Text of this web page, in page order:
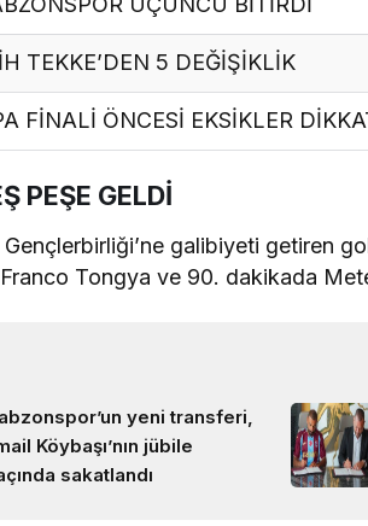
TEKKE’DEN 5 DEĞİŞİKLİK
FİNALİ ÖNCESİ EKSİKLER
PEŞE GELDİ
Gençlerbirliği’ne galibiyeti getiren
Tongya ve 90. dakikada
yeni transferi,
Köybaşı’nın jübile
sakatlandı